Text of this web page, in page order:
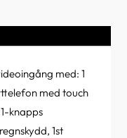
med: 1
med touch
knapps
1st